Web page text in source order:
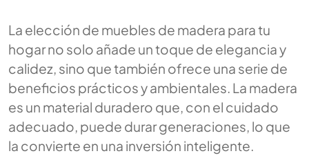
La elección de muebles de madera para tu
hogar no solo añade un toque de elegancia y
calidez, sino que también ofrece una serie de
beneficios prácticos y ambientales. La madera
es un material duradero que, con el cuidado
adecuado, puede durar generaciones, lo que
la convierte en una inversión inteligente.